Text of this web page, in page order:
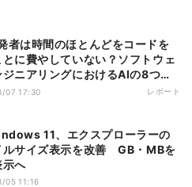
とに費やしていない？ソフトウェ
ジニアリングにおけるAIの8つの
の賛否
07 17:30 レポート
ルサイズ表示を改善 GB・MBを
示へ
05 11:16